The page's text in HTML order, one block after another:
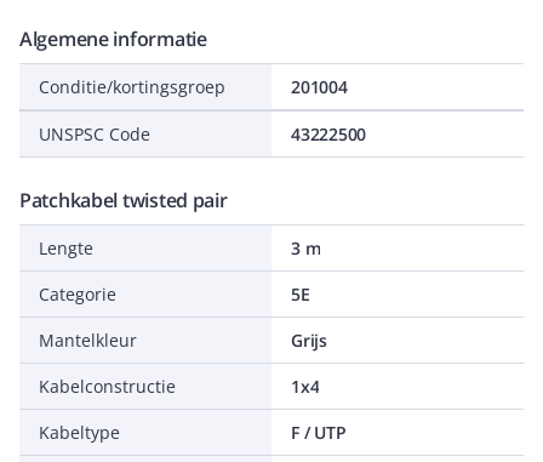
Algemene informatie
Conditie/kortingsgroep 201004
UNSPSC Code 43222500
Patchkabel twisted pair
Lengte
3 m
Categorie
5E
Mantelkleur
Grijs
Kabelconstructie
1x4
Kabeltype
F / UTP